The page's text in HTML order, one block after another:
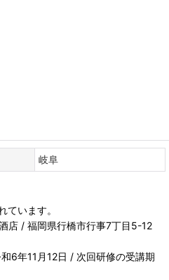
岐阜
ています。
店 / 福岡県行橋市行事7丁目5-12
6年11月12日 / 次回研修の受講期